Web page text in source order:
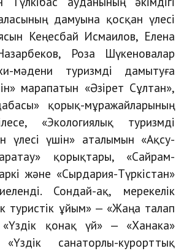
дамуына қосқан үлесі
Кеңесбай Исмаилов, Елена
Роза Шүкеновалар
мәдени туризмді дамытуға
марапатын «Әзірет Сұлтан»,
қорық-мұражайларының
«Экологиялық туризмді
үлесі үшін» аталымын «Ақсу-
қорықтары, «Сайрам-
және «Сырдария-Түркістан»
Сондай-ақ, мерекелік
туристік ұйым» — «Жаңа талап
қонақ үй» — «Ханака»
санаторлы-курорттық